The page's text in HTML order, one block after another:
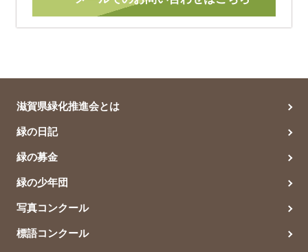
滋賀県緑化推進会とは
緑の日記
緑の募金
緑の少年団
写真コンクール
標語コンクール